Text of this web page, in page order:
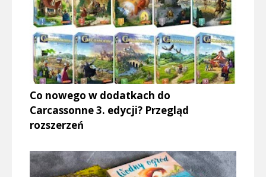
Co nowego w dodatkach do
Carcassonne 3. edycji? Przegląd
rozszerzeń